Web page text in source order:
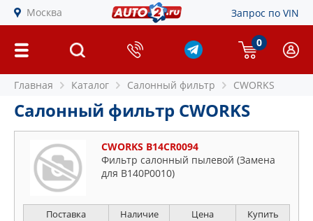
Москва Запрос по VIN
0
Главная Каталог Салонный фильтр CWORKS
Салонный фильтр CWORKS
CWORKS B14CR0094
Фильтр салонный пылевой (Замена
для B140P0010)
Поставка Наличие Цена Купить